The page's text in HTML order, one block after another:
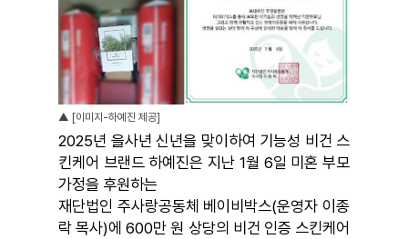
▲ [이미지-하예진 제공]
2025년 을사년 신년을 맞이하여 기능성 비건 스
킨케어 브랜드 하예진은 지난 1월 6일 미혼 부모
가정을 후원하는
재단법인 주사랑공동체 베이비박스(운영자 이종
락 목사)에 600만 원 상당의 비건 인증 스킨케어